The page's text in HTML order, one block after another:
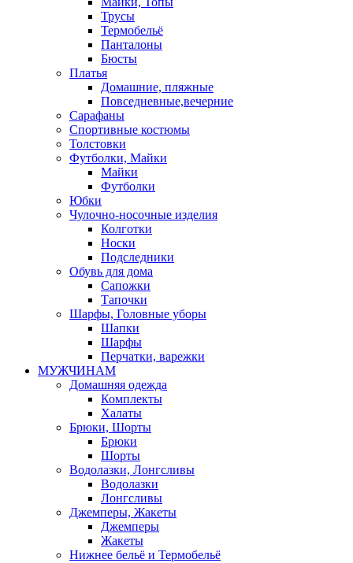
Трусы
Термобельё
Панталоны
Бюсты
Платья
Домашние, пляжные
Повседневные,вечерние
Сарафаны
Спортивные костюмы
Толстовки
Футболки, Майки
Майки
Футболки
Юбки
Чулочно-носочные изделия
Колготки
Носки
Подследники
Обувь для дома
Сапожки
Тапочки
Шарфы, Головные уборы
Шапки
Шарфы
Перчатки, варежки
МУЖЧИНАМ
Домашняя одежда
Комплекты
Халаты
Брюки, Шорты
Брюки
Шорты
Водолазки, Лонгсливы
Водолазки
Лонгсливы
Джемперы, Жакеты
Джемперы
Жакеты
Нижнее бельё и Термобельё